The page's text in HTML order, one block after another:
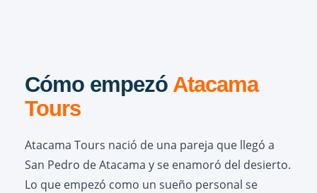
Cómo empezó Atacama
Tours
Atacama Tours nació de una pareja que llegó a
San Pedro de Atacama y se enamoró del desierto.
Lo que empezó como un sueño personal se